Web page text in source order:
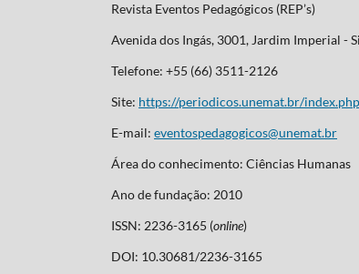
Revista Eventos Pedagógicos (REP’s)
Avenida dos Ingás, 3001, Jardim Imperial -
Telefone: +55 (66) 3511-2126
Site: https://periodicos.unemat.br/
E-mail: eventospedagogicos@unemat.br
Área do conhecimento: Ciências Humanas
Ano de fundação: 2010
ISSN: 2236-3165 (online)
DOI: 10.30681/2236-3165